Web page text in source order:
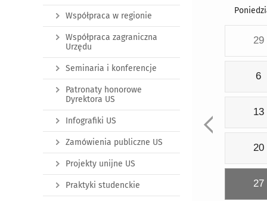
29
6
13
20
27
Współpraca w regionie
Współpraca zagraniczna
Urzędu
Seminaria i konferencje
Patronaty honorowe
Dyrektora US
Infografiki US
Zamówienia publiczne US
Projekty unijne US
Praktyki studenckie